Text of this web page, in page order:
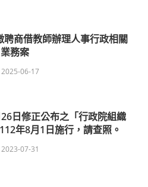
商借教師辦理人事行政相關
業務案
2025-06-17
日修正公布之「行政院組織
年8月1日施行，請查照。
2023-07-31